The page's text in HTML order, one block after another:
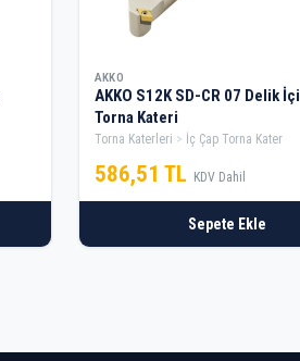
AKKO
AKKO S12K SD-CR 07 Delik İçi
Torna Kateri
Torna Katerleri İç Çap Torna Kater
586,51 TL KDV Dahil
Sepete Ekle